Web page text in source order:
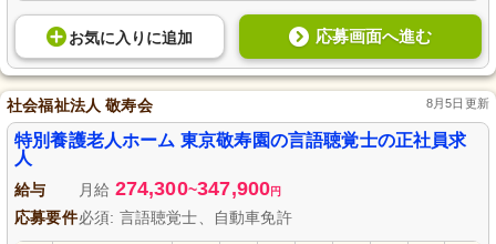
お気に入り に追加 応募画面へ進む
社会福祉法人 敬寿会 8月5日更新
特別養護老人ホーム 東京敬寿園の言語聴覚士の正社員求
人
給与 月給 274,300~347,900円
応募要件必須: 言語聴覚士、自動車免許